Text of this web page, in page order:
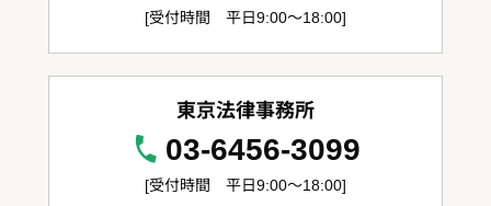
[受付時間 平日9:00～18:00]
東京法律事務所
03-6456-3099
[受付時間 平日9:00～18:00]